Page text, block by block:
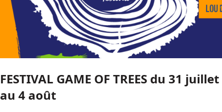
FESTIVAL GAME OF TREES du 31 juillet
au 4 août